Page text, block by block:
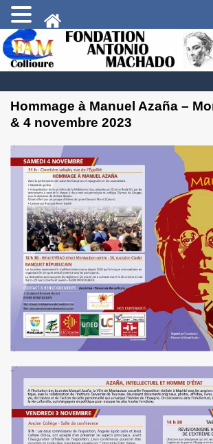
Hommage à Manuel Azaña –
& 4 novembre 2023